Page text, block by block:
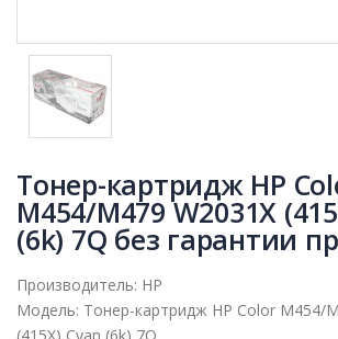
Тонер-картридж HP
M454/M479 W2031X
(6k) 7Q без гарантии
Производитель: HP
Модель: Тонер-картридж HP Color M454/